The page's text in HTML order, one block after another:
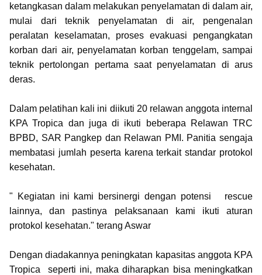
ketangkasan dalam melakukan penyelamatan di dalam air,
mulai dari teknik penyelamatan di air, pengenalan
peralatan keselamatan, proses evakuasi pengangkatan
korban dari air, penyelamatan korban tenggelam, sampai
teknik pertolongan pertama saat penyelamatan di arus
deras.
Dalam pelatihan kali ini diikuti 20 relawan anggota internal
KPA Tropica dan juga di ikuti beberapa Relawan TRC
BPBD, SAR Pangkep dan Relawan PMI. Panitia sengaja
membatasi jumlah peserta karena terkait standar protokol
kesehatan.
" Kegiatan ini kami bersinergi dengan potensi rescue
lainnya, dan pastinya pelaksanaan kami ikuti aturan
protokol kesehatan." terang Aswar
Dengan diadakannya peningkatan kapasitas anggota KPA
Tropica seperti ini, maka diharapkan bisa meningkatkan